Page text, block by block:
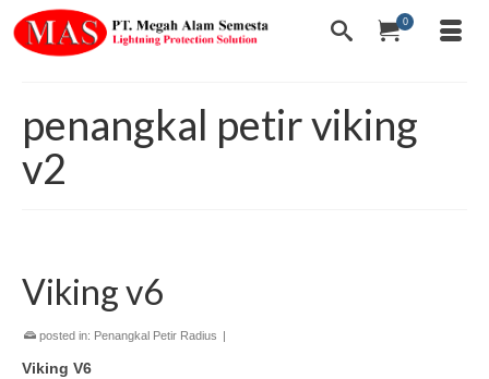
0
penangkal petir viking
v2
Viking v6
posted in: Penangkal Petir Radius |
Viking V6